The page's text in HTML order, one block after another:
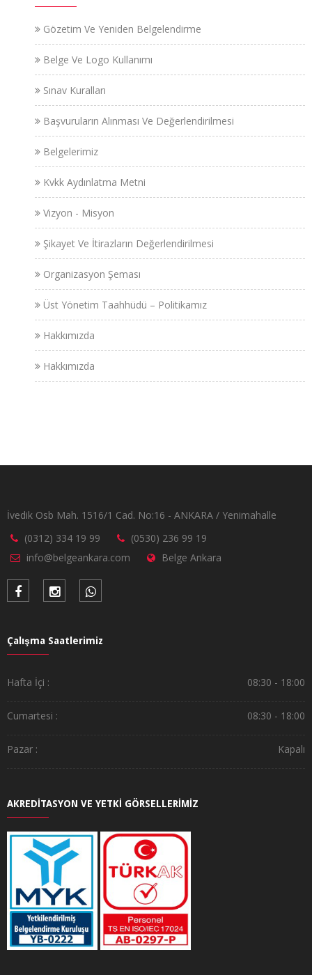
Gözetim Ve Yeniden Belgelendirme
Belge Ve Logo Kullanımı
Sınav Kuralları
Başvuruların Alınması Ve Değerlendirilmesi
Belgelerimiz
Kvkk Aydınlatma Metni
Vizyon - Misyon
Şikayet Ve İtirazların Değerlendirilmesi
Organizasyon Şeması
Üst Yönetim Taahhüdü – Politikamız
Hakkımızda
Hakkımızda
İvedik Osb Mah. 1516/1 Cad. No:16 - ANKARA / Yenimahalle
(0312) 334 19 99
(0530) 236 99 19
info@belgeankara.com
Belge Ankara
Çalışma Saatlerimiz
Hafta İçi : 08:30 - 18:00
Cumartesi : 08:30 - 18:00
Pazar : Kapalı
AKREDİTASYON VE YETKİ GÖRSELLERİMİZ